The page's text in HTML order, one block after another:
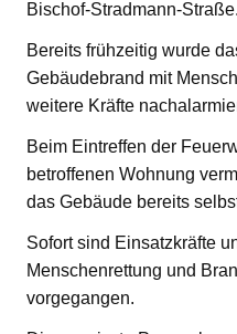
Bischof-Stradmann-Straße.
Bereits frühzeitig wurde
Gebäudebrand mit
weitere Kräfte
Beim Eintreffen der
betroffenen Wohnung
das Gebäude bereits
Sofort sind Einsatzkräfte
Menschenrettung und
vorgegangen.